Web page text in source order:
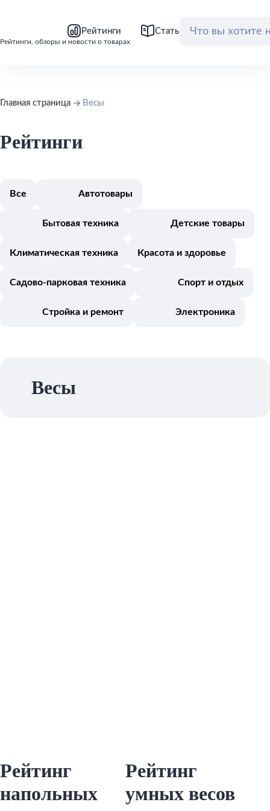
Рейтинги, обзоры и новости о товарах
Рейтинги Статьи Обзоры
Главная страница Весы
Рейтинги
Все Автотовары
Бытовая техника Детские товары
Климатическая техника Красота и здоровье
Садово-парковая техника Спорт и отдых
Стройка и ремонт Электроника
Весы
Рейтинг
напольных
Рейтинг
умных весов